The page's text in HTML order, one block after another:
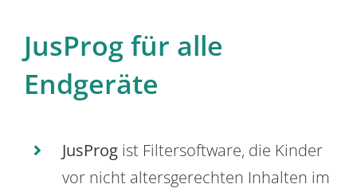
JusProg für alle
Endgeräte
JusProg ist Filtersoftware, die Kinder
vor nicht altersgerechten Inhalten im